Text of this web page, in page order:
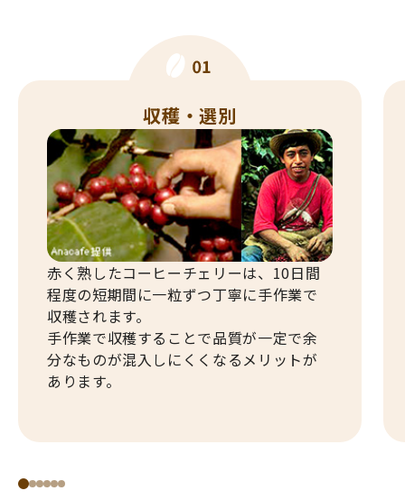
収穫・選別
赤く熟したコーヒーチェリーは、10日間
程度の短期間に一粒ずつ丁寧に手作業で
収穫されます。
手作業で収穫することで品質が一定で余
分なものが混入しにくくなるメリットが
あります。